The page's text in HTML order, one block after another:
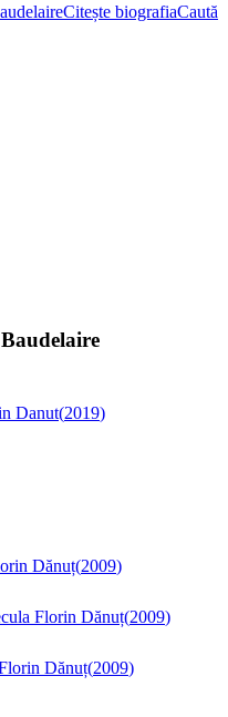
Citește biografiaCaută
Danut(2019)
Dănuț(2009)
Florin Dănuț(2009)
Dănuț(2009)